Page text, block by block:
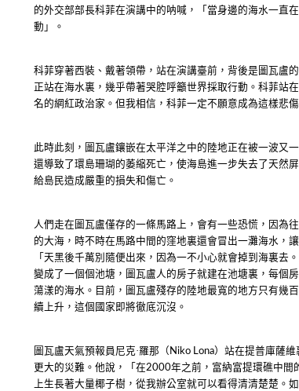
的外交部部長科菲在演講中的呐喊，「當身邊的海水一直
動」。
科菲穿著西裝、戴著領帶，站在演講臺前，背後是圖瓦盧
正站在海水裏，幾乎帶著哭腔呼籲世界採取行動。科菲站
名的網紅政治家。但我相信，科菲一定不願意成為這樣悲
此時此刻，圖瓦盧鑲嵌在太平洋之中的陸地正在被一波又
還導致了環島珊瑚的萎縮死亡，使海島進一步失去了天然
給島民造成嚴重的損失和傷亡。
人們走在圖瓦盧僅存的一條馬路上，會有一些恐慌，因為
的大海，時不時在馬路中間的窪地裏還會冒出一灘海水，
「天黑後千萬別隨便出來，因為一不小心就會掉到海裏去
變成了一個個池塘，圖瓦盧人的房子就建在池塘裏，每個
蕩漾的海水。目前，圖瓦盧殘存的陸地最寬的地方只有幾
續上升，這個國家即將徹底沉沒。
圖瓦盧天氣預報員尼克·羅那（ Niko Lona）站在提普庫薩
更大的災難。他說，「在2000年之前，富納富提環礁中間
上生長著大量椰子樹，從我辦公室就可以看得清清楚楚。